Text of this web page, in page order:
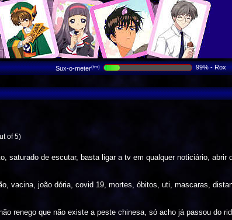
Sux-o-meter(tm) 99% - Rox
of 5)
saturado de escutar, basta ligar a tv em qualquer noticiário,
vacina, joão dória, covid 19, mortes, óbitos, uti, mascaras,
renego que não existe a peste chinesa, só acho já passou do